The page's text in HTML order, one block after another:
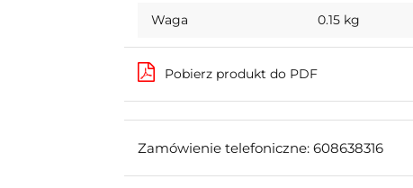
Waga 0.15 kg
Pobierz produkt do PDF
Zamówienie telefoniczne: 608638316